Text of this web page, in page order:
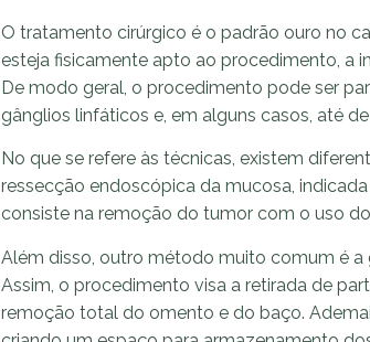
O tratamento cirúrgico é o padrão ouro no
esteja fisicamente apto ao procedimento, a
De modo geral, o procedimento pode ser
gânglios linfáticos e, em alguns casos, até
No que se refere às técnicas, existem
ressecção endoscópica da mucosa,
consiste na remoção do tumor com o uso
Além disso, outro método muito comum é
Assim, o procedimento visa a retirada de
remoção total do omento e do baço.